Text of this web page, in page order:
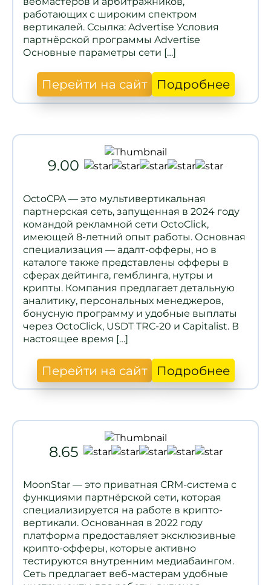
работающих с широким спектром
вертикалей. Ссылка: Advertise Условия
партнёрской программы Advertise
Основные параметры сети […]
Перейти на сайт Подробнее
9.00
OctoCPA — это мультивертикальная
партнерская сеть, запущенная в 2024 году
командой рекламной сети OctoClick,
имеющей 8-летний опыт работы. Основная
специализация — адалт-офферы, но в
каталоге также представлены офферы в
сферах дейтинга, гемблинга, нутры и
крипты. Компания предлагает детальную
аналитику, персональных менеджеров,
бонусную программу и удобные выплаты
через OctoClick, USDT TRC-20 и Capitalist. В
настоящее время […]
Перейти на сайт Подробнее
8.65
MoonStar — это приватная CRM-система с
функциями партнёрской сети, которая
специализируется на работе в крипто-
вертикали. Основанная в 2022 году
платформа предоставляет эксклюзивные
крипто-офферы, которые активно
тестируются внутренним медиабаингом.
Сеть предлагает веб-мастерам удобные